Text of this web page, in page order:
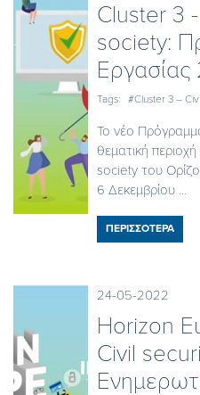
Cluster 3
society:
Tags: #Cluster 3 –
Το νέο
θεματική
society του
6 Δεκεμβρίου ...
ΠΕΡΙΣΣΟΤΕΡΑ
24-05-2022
Horizon
Civil